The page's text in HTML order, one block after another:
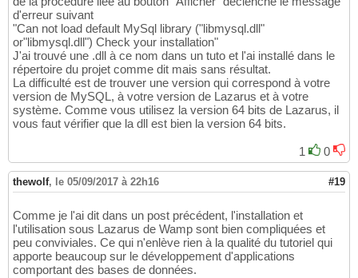
d'erreur suivant
"Can not load default MySql library ("libmysql.dll"
or"libmysql.dll") Check your installation"
J'ai trouvé une .dll à ce nom dans un tuto et l'ai installé dans le
répertoire du projet comme dit mais sans résultat.
La difficulté est de trouver une version qui correspond à votre
version de MySQL, à votre version de Lazarus et à votre
système. Comme vous utilisez la version 64 bits de Lazarus, il
vous faut vérifier que la dll est bien la version 64 bits.
1 0
thewolf, le 05/09/2017 à 22h16 #19
Comme je l'ai dit dans un post précédent, l'installation et
l'utilisation sous Lazarus de Wamp sont bien compliquées et
peu conviviales. Ce qui n'enlève rien à la qualité du tutoriel qui
apporte beaucoup sur le développement d'applications
comportant des bases de données.